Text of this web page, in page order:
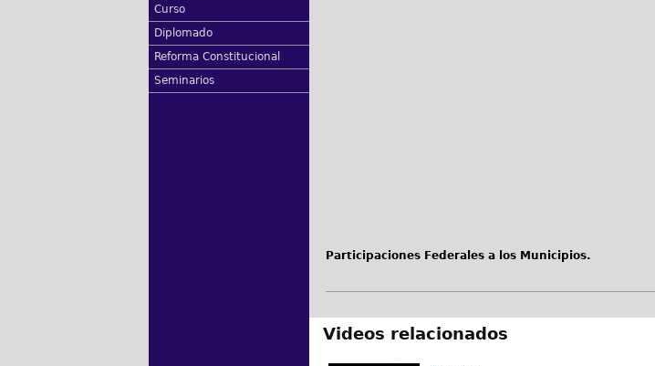
Curso
Diplomado
Reforma Constitucional
Seminarios
Participaciones Federales a los Municipios.
Videos relacionados